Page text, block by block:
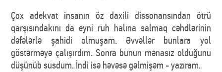
Çox adekvat insanın öz daxili dissonansından ötrü
qarşısındakını da eyni ruh halına salmaq cəhdlərinin
dəfələrlə şahidi olmuşam. Əvvəllər bunlara yol
göstərməyə çalışırdım. Sonra bunun mənasız olduğunu
düşünüb susdum. İndi isə həvəsə gəlmişəm - yazıram.